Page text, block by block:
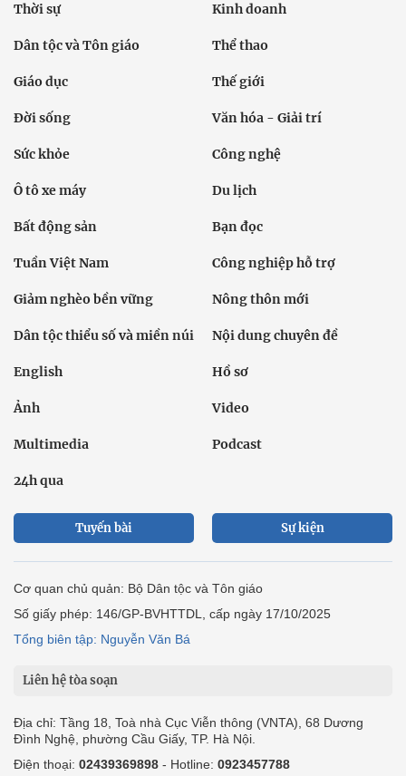
Thời sự Kinh doanh
Dân tộc và Tôn giáo Thể thao
Giáo dục Thế giới
Đời sống Văn hóa - Giải trí
Sức khỏe Công nghệ
Ô tô xe máy Du lịch
Bất động sản Bạn đọc
Tuần Việt Nam Công nghiệp hỗ trợ
Giảm nghèo bền vững Nông thôn mới
Dân tộc thiểu số và miền núi Nội dung chuyên đề
English Hồ sơ
Ảnh Video
Multimedia Podcast
24h qua
Tuyến bài Sự kiện
Cơ quan chủ quản: Bộ Dân tộc và Tôn giáo
Số giấy phép: 146/GP-BVHTTDL, cấp ngày 17/10/2025
Tổng biên tập: Nguyễn Văn Bá
Liên hệ tòa soạn
Địa chỉ: Tầng 18, Toà nhà Cục Viễn thông (VNTA), 68 Dương
Đình Nghệ, phường Cầu Giấy, TP. Hà Nội.
Điện thoại: 02439369898 - Hotline: 0923457788